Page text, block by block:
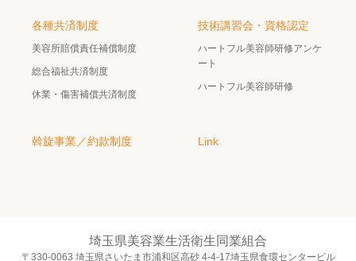
各種共済制度
美容所賠償責任補償制度
総合福祉共済制度
休業・傷害補償共済制度
技術講習会・資格認定
ハートフル美容師研修アンケ
ート
ハートフル美容師研修
斡旋事業／約款制度 Link
埼玉県美容業生活衛生同業組合
〒330-0063 埼玉県さいたま市浦和区高砂 4-4-17埼玉県食環センタービル